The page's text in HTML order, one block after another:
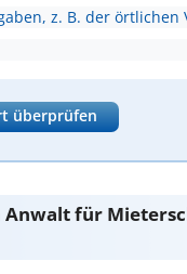
z. B. der örtlichen
überprüfen
Anwalt für